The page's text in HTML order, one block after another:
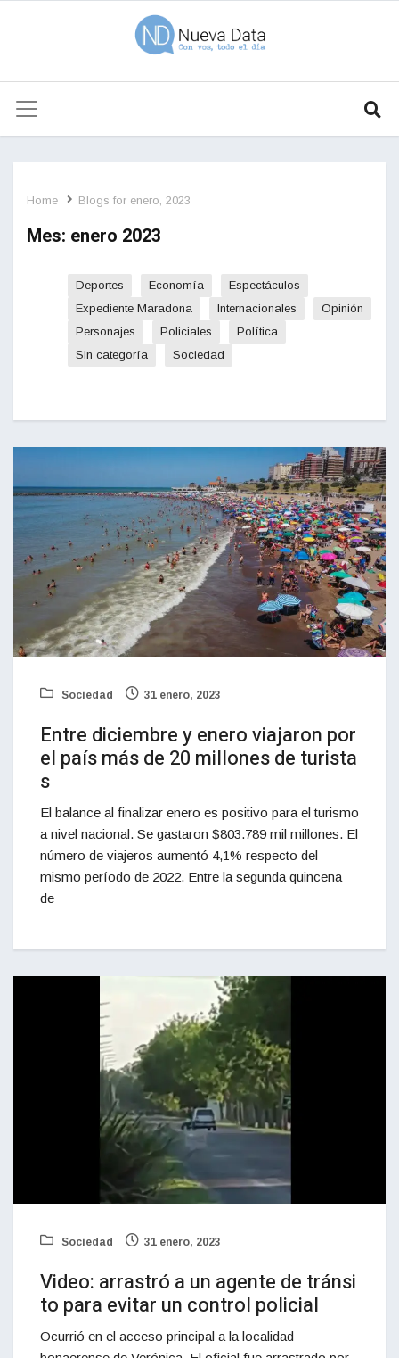
Home Blogs for enero, 2023
Mes: enero 2023
Deportes Economía
Espectáculos
Expediente Maradona
Internacionales
Opinión
Personajes
Policiales
Política
Sin categoría
Sociedad
Sociedad 31 enero, 2023
Entre diciembre y enero viajaron por
el país más de 20 millones de turista
s
El balance al finalizar enero es positivo para el turismo
a nivel nacional. Se gastaron $803.789 mil millones. El
número de viajeros aumentó 4,1% respecto del
mismo período de 2022. Entre la segunda quincena
de
Sociedad 31 enero, 2023
Video: arrastró a un agente de tránsi
to para evitar un control policial
Ocurrió en el acceso principal a la localidad